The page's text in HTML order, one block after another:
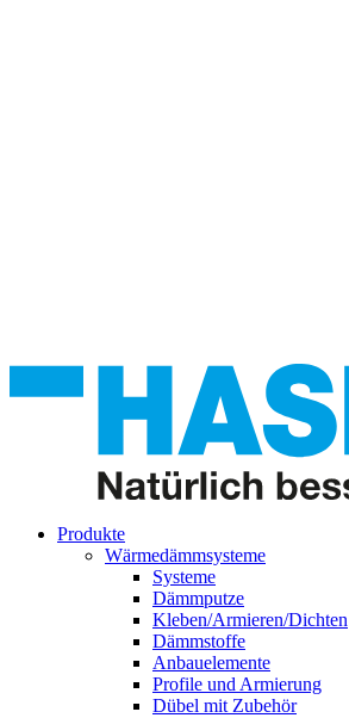
Produkte
Wärmedämmsysteme
Systeme
Dämmputze
Kleben/Armieren/Dichten
Dämmstoffe
Anbauelemente
Profile und Armierung
Dübel mit Zubehör